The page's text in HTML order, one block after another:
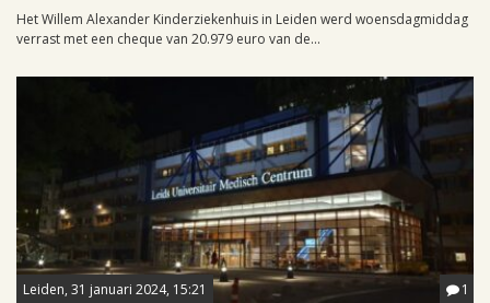
Het Willem Alexander Kinderziekenhuis in Leiden werd woensdagmiddag
verrast met een cheque van 20.979 euro van de...
Leiden, 31 januari 2024, 15:21 1